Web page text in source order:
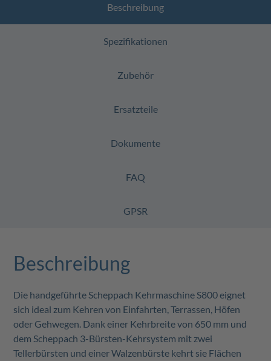
Beschreibung
Spezifikationen
Zubehör
Ersatzteile
Dokumente
FAQ
GPSR
Beschreibung
Die handgeführte Scheppach Kehrmaschine S800 eignet
sich ideal zum Kehren von Einfahrten, Terrassen, Höfen
oder Gehwegen. Dank einer Kehrbreite von 650 mm und
dem Scheppach 3-Bürsten-Kehrsystem mit zwei
Tellerbürsten und einer Walzenbürste kehrt sie Flächen